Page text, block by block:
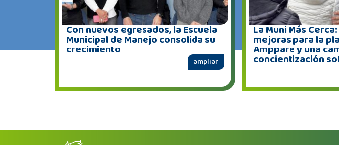
Con nuevos egresados, la Escuela
Municipal de Manejo consolida su
crecimiento
ampliar
La Muni Más
mejoras para la
Amppare y una
concientización